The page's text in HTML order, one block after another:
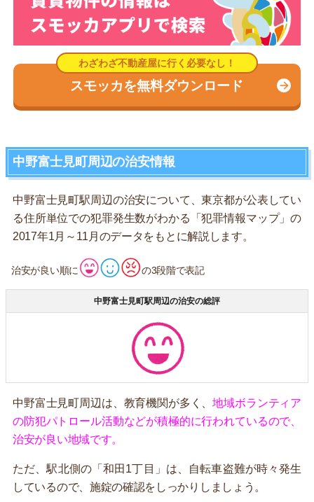
スモッカを無料ダウンロード
中野富士見町周辺の治安情報
中野富士見町駅周辺の治安について、東京都が公表してい
る住所単位での犯罪発生数がわかる「犯罪情報マップ」の
2017年1月～11月のデータをもとに解説します。
治安が良い順に の3段階で表記
中野富士見町駅周辺の治安の総評
中野富士見町周辺は、教育機関が多く、地域ボランティア
の防犯パトロール活動などが積極的に行われているので、
治安が良い地域です。
ただ、駅北側の「和田1丁目」は、自転車盗難が時々発生
しているので、施錠の確認をしっかりしましょう。